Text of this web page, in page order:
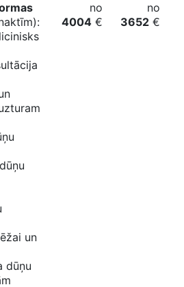
un
dūņu
no
4004 €
no
3652 €